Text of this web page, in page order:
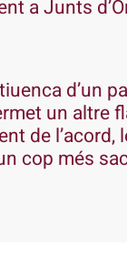
a Junts
d’un
un altre
de l’acord,
cop més